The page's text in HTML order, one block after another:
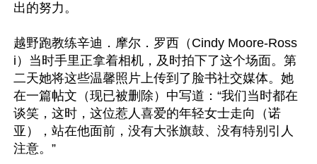
出的努力。
越野跑教练辛迪．摩尔．罗西（Cindy Moore-Ross
i）当时手里正拿着相机，及时拍下了这个场面。第
二天她将这些温馨照片上传到了脸书社交媒体。她
在一篇帖文（现已被删除）中写道：“我们当时都在
谈笑，这时，这位惹人喜爱的年轻女士走向（诺
亚），站在他面前，没有大张旗鼓、没有特别引人
注意。”